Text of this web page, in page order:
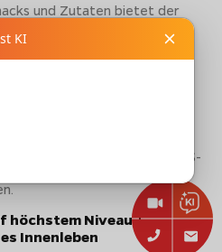
und Zutaten bietet der
°C, energieeffiziente
einen hygienischen
3-fach isolierte UV-
Mechanismus ist
beim Öffnen zu
Einlegeböden,
und die
den Barbecue Cooler S-
Outdoor Küche, Cocktailbar
höchstem Niveau +
Innenleben